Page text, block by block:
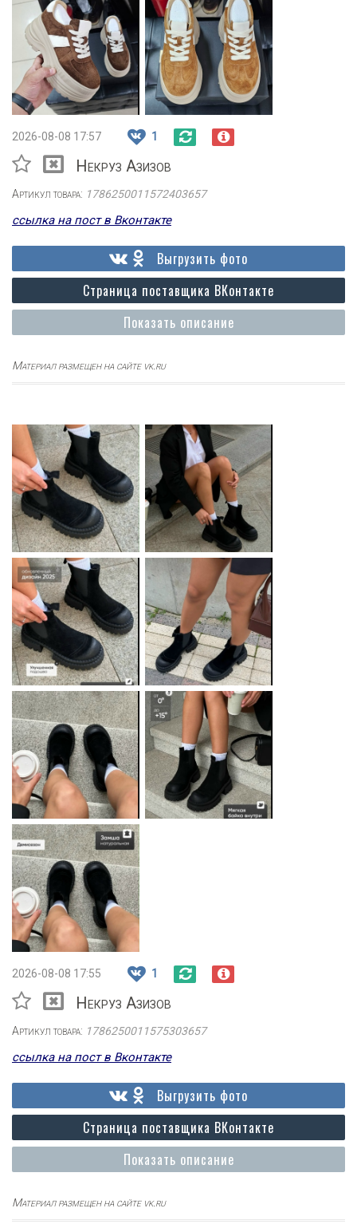
2026-08-08 17:57 1
Некруз Азизов
Артикул товара: 1786250011572403657
ссылка на пост в Вконтакте
Показать описание
Страница поставщика ВКонтакте
Выгрузить фото
Материал размещен на сайте vk.ru
2026-08-08 17:55 1
Некруз Азизов
Артикул товара: 1786250011575303657
ссылка на пост в Вконтакте
Показать описание
Страница поставщика ВКонтакте
Выгрузить фото
Материал размещен на сайте vk.ru